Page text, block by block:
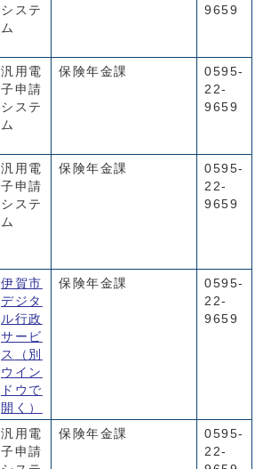
システ
ム
9659
汎用電
子申請
システ
ム
保険年金課
0595-
22-
9659
汎用電
子申請
システ
ム
保険年金課
0595-
22-
9659
伊賀市
デジタ
ル行政
サービ
ス
（別
ウイン
ドウで
開く）
保険年金課
0595-
22-
9659
汎用電
子申請
保険年金課
0595-
22-